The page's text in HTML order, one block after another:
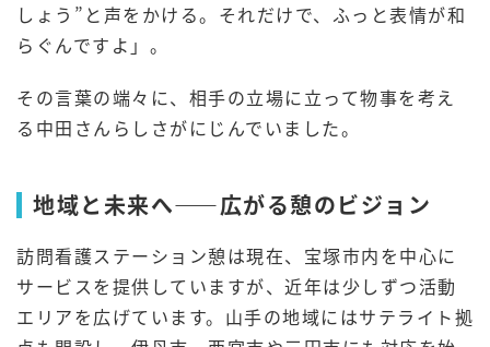
しょう”と声をかける。それだけで、ふっと表情が和
らぐんですよ」。
その言葉の端々に、相手の立場に立って物事を考え
る中田さんらしさがにじんでいました。
地域と未来へ――広がる憩のビジョン
訪問看護ステーション憩は現在、宝塚市内を中心に
サービスを提供していますが、近年は少しずつ活動
エリアを広げています。山手の地域にはサテライト拠